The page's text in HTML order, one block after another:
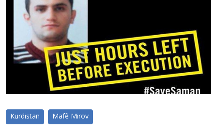
Kurdistan Mafê Mirov